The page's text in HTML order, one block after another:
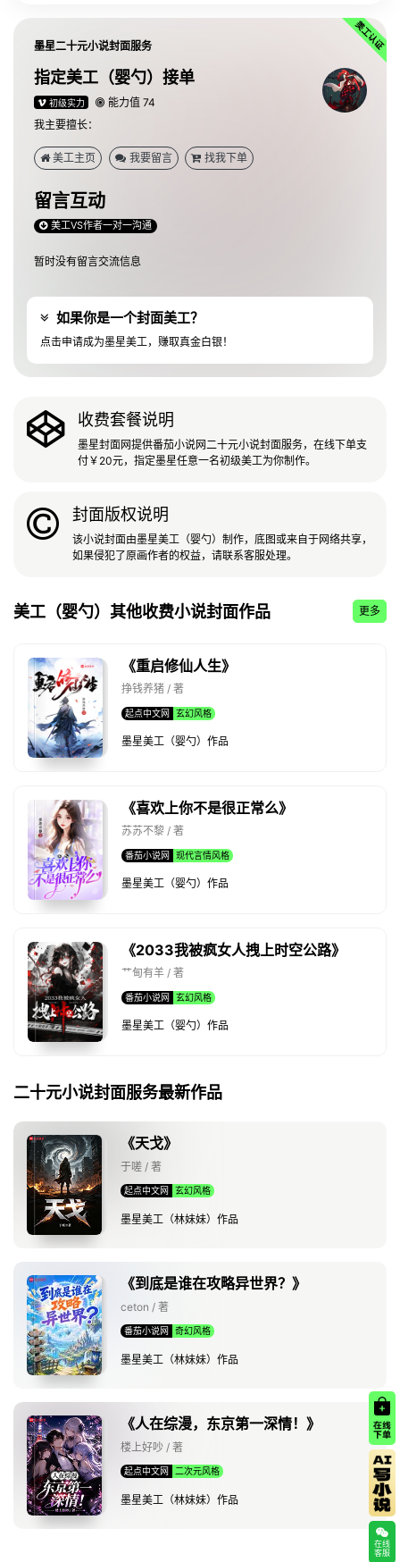
墨星二十元小说封面服务
指定美工（婴勺）接单
初级实力
能力值 74
我主要擅长：
美工主页 我要留言 找我下单
留言互动
美工VS作者一对一沟通
暂时没有留言交流信息
如果你是一个封面美工？
点击申请成为墨星美工，赚取真金白银！
收费套餐说明
墨星封面网提供番茄小说网二十元小说封面服务，在线下单支
付￥20元，指定墨星任意一名初级美工为你制作。
封面版权说明
该小说封面由墨星美工（婴勺）制作，底图或来自于网络共享，
如果侵犯了原画作者的权益，请联系客服处理。
美工（婴勺）其他收费小说封面作品 更多
《重启修仙人生》
挣钱养猪 / 著
起点中文网 玄幻风格
墨星美工（婴勺）作品
《喜欢上你不是很正常么》
苏苏不黎 / 著
番茄小说网 现代言情风格
墨星美工（婴勺）作品
《2033我被疯女人拽上时空公路》
艹甸有羊 / 著
番茄小说网 玄幻风格
墨星美工（婴勺）作品
二十元小说封面服务最新作品
《天戈》
于嗟 / 著
起点中文网 玄幻风格
墨星美工（林妹妹）作品
《到底是谁在攻略异世界？》
ceton / 著
番茄小说网 奇幻风格
墨星美工（林妹妹）作品
《人在综漫，东京第一深情！》
楼上好吵 / 著
起点中文网 二次元风格
墨星美工（林妹妹）作品
在线
客服